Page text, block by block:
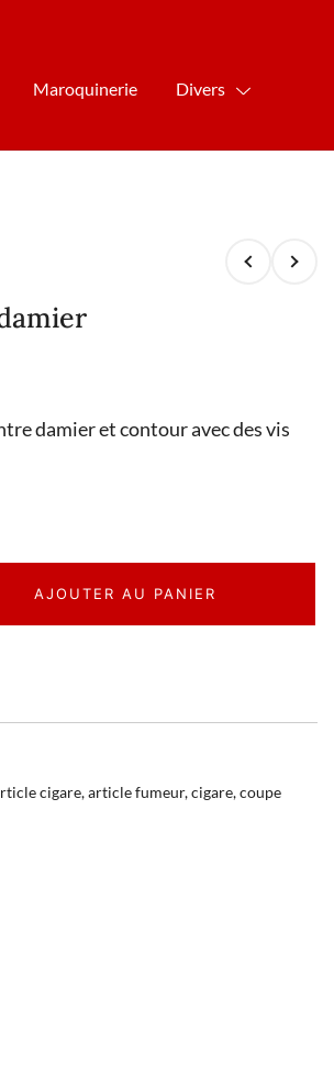
Maroquinerie Divers
damier et contour avec des vis
AJOUTER AU PANIER
cigare,article fumeur,cigare,coupe